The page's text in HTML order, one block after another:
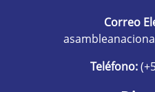
Correo
Teléfono: